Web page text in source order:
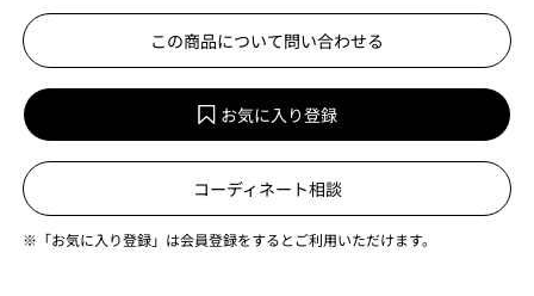
この商品について問い合わせる
お気に入り登録
コーディネート相談
※「お気に入り登録」は会員登録をするとご利用いただけます。